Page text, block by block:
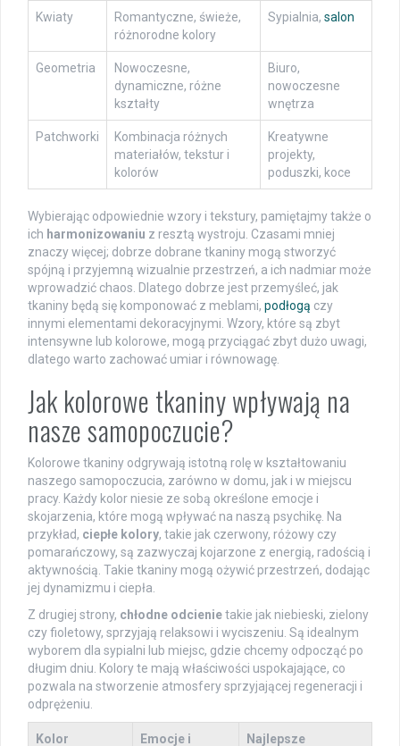
Kwiaty
Romantyczne, świeże,
różnorodne kolory
Sypialnia, salon
Geometria
Nowoczesne,
dynamiczne, różne
kształty
Biuro,
nowoczesne
wnętrza
Patchworki
Kombinacja różnych
materiałów, tekstur i
kolorów
Kreatywne
projekty,
poduszki, koce
Wybierając odpowiednie wzory i tekstury, pamiętajmy także o
ich harmonizowaniu z resztą wystroju. Czasami mniej
znaczy więcej; dobrze dobrane tkaniny mogą stworzyć
spójną i przyjemną wizualnie przestrzeń, a ich nadmiar może
wprowadzić chaos. Dlatego dobrze jest przemyśleć, jak
tkaniny będą się komponować z meblami, podłogą czy
innymi elementami dekoracyjnymi. Wzory, które są zbyt
intensywne lub kolorowe, mogą przyciągać zbyt dużo uwagi,
dlatego warto zachować umiar i równowagę.
Jak kolorowe tkaniny wpływają na
nasze samopoczucie?
Kolorowe tkaniny odgrywają istotną rolę w kształtowaniu
naszego samopoczucia, zarówno w domu, jak i w miejscu
pracy. Każdy kolor niesie ze sobą określone emocje i
skojarzenia, które mogą wpływać na naszą psychikę. Na
przykład, ciepłe kolory, takie jak czerwony, różowy czy
pomarańczowy, są zazwyczaj kojarzone z energią, radością i
aktywnością. Takie tkaniny mogą ożywić przestrzeń, dodając
jej dynamizmu i ciepła.
Z drugiej strony, chłodne odcienietakie jak niebieski, zielony
czy fioletowy, sprzyjają relaksowi i wyciszeniu. Są idealnym
wyborem dla sypialni lub miejsc, gdzie chcemy odpocząć po
długim dniu. Kolory te mają właściwości uspokajające, co
pozwala na stworzenie atmosfery sprzyjającej regeneracji i
odprężeniu.
Kolor Emocje i Najlepsze